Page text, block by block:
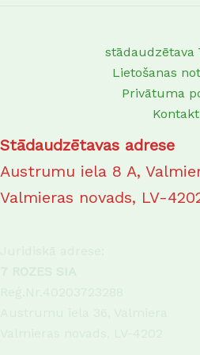
stādaudzētava
Lietošanas
Privātuma
Stādaudzētavas adrese
Austrumu iela 8 A,
Valmieras novads, LV-